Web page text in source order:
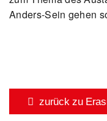
Anders-Sein gehen
zurück zu